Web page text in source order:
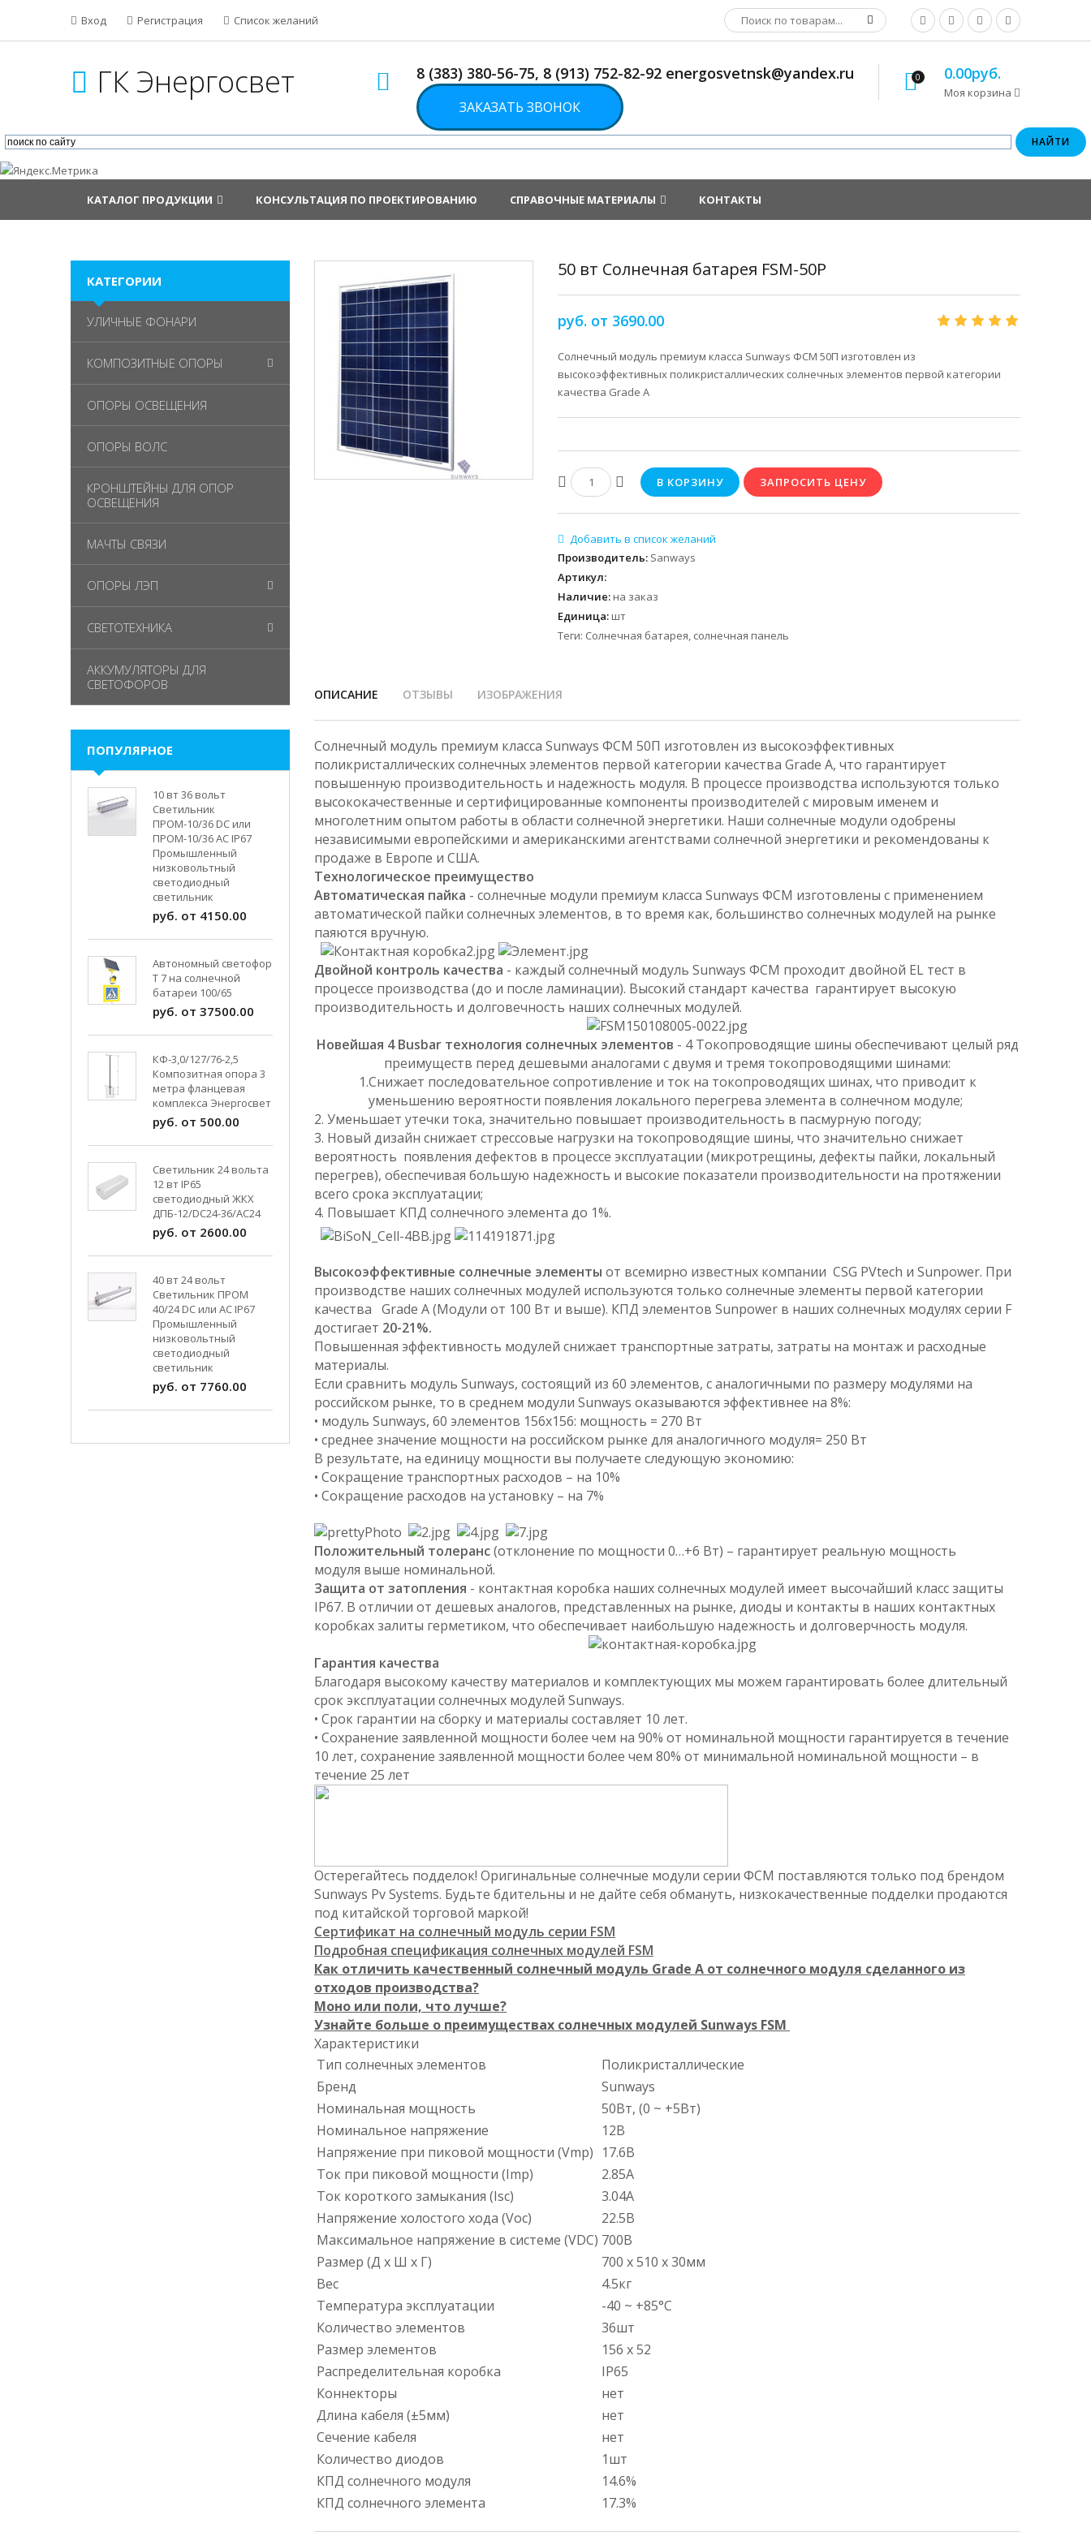
Вход Регистрация Список желаний
ГК Энергосвет 8 (383) 380-56-75, 8 (913) 752-82-92 energosvetnsk@yandex.ru
ЗАКАЗАТЬ ЗВОНОК
0 0.00руб.
Моя корзина
КАТАЛОГ ПРОДУКЦИИ КОНСУЛЬТАЦИЯ ПО ПРОЕКТИРОВАНИЮ СПРАВОЧНЫЕ МАТЕРИАЛЫ КОНТАКТЫ
50 вт Солнечная батарея FSM-50P
руб. от 3690.00
Солнечный модуль премиум класса Sunways ФСМ 50П изготовлен из
высокоэффективных поликристаллических солнечных элементов первой категории
качества Grade A
Производитель: Sanways
Артикул:
Наличие: на заказ
Единица: шт
Теги: Солнечная батарея, солнечная панель
ОПИСАНИЕ ОТЗЫВЫ ИЗОБРАЖЕНИЯ
Солнечный модуль премиум класса Sunways ФСМ 50П изготовлен из высокоэффективных
поликристаллическихсолнечных элементов первой категории качества Grade A, что гарантирует
повышенную производительность и надежность модуля. В процессе производства используются только
высококачественные и сертифицированные компоненты производителей с мировым именем и
многолетним опытом работы в области солнечной энергетики. Наши солнечные модулиодобрены
независимыми европейскими и американскими агентствами солнечной энергетики и рекомендованы к
продаже в Европе и США.
Технологическое преимущество
Автоматическая пайка - солнечные модули премиум класса Sunways ФСМ изготовлены с применением
автоматической пайки солнечных элементов, в то время как, большинство солнечных модулей на рынке
паяются вручную.
Двойной контроль качества - каждый солнечный модуль Sunways ФСМ проходит двойной EL тест в
процессе производства (до и после ламинации). Высокий стандарт качества гарантирует высокую
производительность и долговечность наших солнечных модулей.
Новейшая 4 Busbar технология солнечных элементов - 4 Токопроводящие шины обеспечивают целый ряд
преимуществ перед дешевыми аналогами с двумя и тремя токопроводящими шинами:
1.Снижает последовательное сопротивление и ток на токопроводящих шинах, что приводит к
уменьшению вероятности появления локального перегрева элемента в солнечном модуле;
2. Уменьшает утечки тока, значительно повышает производительность в пасмурную погоду;
3. Новый дизайн снижает стрессовые нагрузки на токопроводящие шины, что значительно снижает
вероятность появления дефектов в процессе эксплуатации (микротрещины, дефекты пайки, локальный
перегрев), обеспечивая большую надежность и высокие показатели производительности на протяжении
всего срока эксплуатации;
4. Повышает КПД солнечного элемента до 1%.
Высокоэффективные солнечные элементы от всемирно известных компании CSG PVtech и Sunpower. При
производстве наших солнечных модулей используются только солнечные элементы первой категории
качества Grade A (Модули от 100 Вт и выше). КПД элементов Sunpower в наших солнечных модулях серии F
достигает 20-21%.
Повышенная эффективность модулей снижает транспортные затраты, затраты на монтаж и расходные
материалы.
Если сравнить модуль Sunways, состоящий из 60 элементов, с аналогичными по размеру модулями на
российском рынке, то в среднем модули Sunways оказываются эффективнее на 8%:
• модуль Sunways, 60 элементов 156х156: мощность = 270 Вт
• среднее значение мощности на российском рынке для аналогичного модуля= 250 Вт
В результате, на единицу мощности вы получаете следующую экономию:
• Сокращение транспортных расходов – на 10%
• Сокращение расходов на установку – на 7%
Положительный толеранс(отклонение по мощности 0…+6 Вт) – гарантирует реальную мощность
модуля выше номинальной.
Защита от затопления - контактная коробка наших солнечных модулей имеет высочайший класс защиты
IP67. В отличии от дешевых аналогов, представленных на рынке, диоды и контакты в наших контактных
коробках залиты герметиком, что обеспечивает наибольшую надежность и долговерчность модуля.
Гарантия качества
Благодаря высокому качеству материалов и комплектующих мы можем гарантировать более длительный
срок эксплуатации солнечных модулей Sunways.
• Срок гарантии на сборку и материалы составляет 10 лет.
• Сохранение заявленной мощности более чем на 90% от номинальной мощности гарантируется в течение
10 лет, сохранение заявленной мощности более чем 80% от минимальной номинальной мощности – в
течение 25 лет
Остерегайтесь подделок! Оригинальные солнечные модули серии ФСМ поставляются только под брендом
Sunways Pv Systems. Будьте бдительны и не дайте себя обмануть, низкокачественные подделки продаются
под китайской торговой маркой!
Сертификат на солнечный модуль серии FSM
Подробная спецификация солнечных модулей FSM
Как отличить качественный солнечный модуль Grade A от солнечного модуля сделанного из
отходов производства?
Моно или поли, что лучше?
Узнайте больше о преимуществах солнечных модулей Sunways FSМ
Характеристики
Тип солнечных элементов
Поликристаллические
Бренд
Sunways
Номинальная мощность
50Вт, (0 ~ +5Вт)
Номинальное напряжение
12В
Напряжение при пиковой мощности (Vmp) 17.6В
Ток при пиковой мощности (Imp)
2.85А
Ток короткого замыкания (Isc)
3.04А
Напряжение холостого хода (Voc)
22.5В
Максимальное напряжение в системе (VDC) 700В
Размер (Д х Ш х Г)
700 x 510 x 30мм
Вес
4.5кг
Температура эксплуатации
-40 ~ +85°С
Количество элементов
36шт
Размер элементов
156 х 52
Распределительная коробка
IP65
Коннекторы
нет
Длина кабеля (±5мм)
нет
Сечение кабеля
нет
Количество диодов
1шт
КПД солнечного модуля
14.6%
КПД солнечного элемента
17.3%
КАТЕГОРИИ
УЛИЧНЫЕ ФОНАРИ
КОМПОЗИТНЫЕ ОПОРЫ
ОПОРЫ ОСВЕЩЕНИЯ
ОПОРЫ ВОЛС
КРОНШТЕЙНЫ ДЛЯ ОПОР
ОСВЕЩЕНИЯ
МАЧТЫ СВЯЗИ
ОПОРЫ ЛЭП
СВЕТОТЕХНИКА
АККУМУЛЯТОРЫ ДЛЯ
СВЕТОФОРОВ
ПОПУЛЯРНОЕ
10 вт 36 вольт
Светильник
ПРОМ-10/36 DC или
ПРОМ-10/36 AC IP67
Промышленный
низковольтный
светодиодный
светильник
руб. от 4150.00
Автономный светофор
Т 7 на солнечной
батареи 100/65
руб. от 37500.00
КФ-3,0/127/76-2,5
Композитная опора 3
метра фланцевая
комплекса Энергосвет
руб. от 500.00
Светильник 24 вольта
12 вт IP65
светодиодный ЖКХ
ДПБ-12/DC24-36/АС24
руб. от 2600.00
40 вт 24 вольт
Светильник ПРОМ
40/24 DC или AC IP67
Промышленный
низковольтный
светодиодный
светильник
руб. от 7760.00